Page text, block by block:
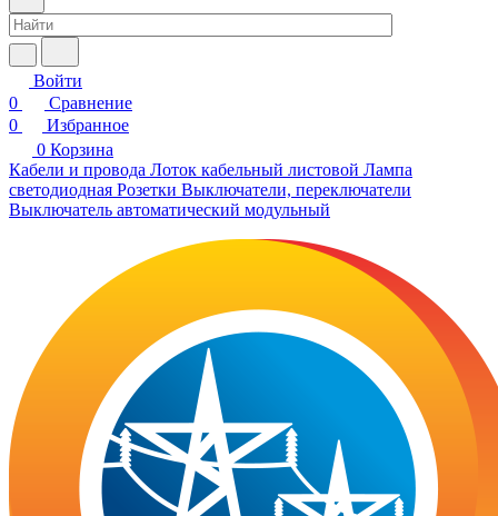
Войти
0
Сравнение
0
Избранное
0 Корзина
Кабели и провода Лоток кабельный листовой Лампа
светодиодная Розетки Выключатели, переключатели
Выключатель автоматический модульный